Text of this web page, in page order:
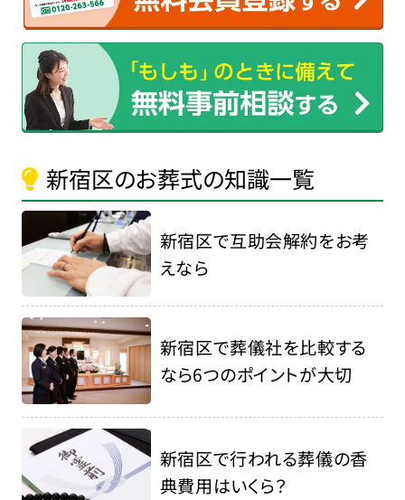
新宿区のお葬式の知識一覧
新宿区で互助会解約をお考
えなら
新宿区で葬儀社を比較する
なら6つのポイントが大切
新宿区で行われる葬儀の香
典費用はいくら？